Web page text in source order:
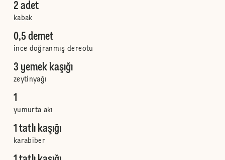
2 adet
kabak
0,5 demet
ince doğranmış dereotu
3 yemek kaşığı
zeytinyağı
1
yumurta akı
1 tatlı kaşığı
karabiber